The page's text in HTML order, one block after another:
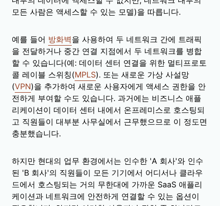
모든 사람은 액세스할 수 있는 모델)을 따릅니다.
예를 들어 방화벽을 사용하여 두 네트워크 간에 트래픽
을 전달하거나 중간 연결 지점에서 두 네트워크를 병합
할 수 있습니다(예: 데이터 센터 연결을 위한 멀티프로토
콜 레이블 스위칭(MPLS). 또는 새로운 가상 사설망
(VPN)을 추가하여 새로운 사용자에게 액세스 권한을 안
전하게 부여할 수도 있습니다. 과거에는 비즈니스 애플
리케이션이 데이터 센터 내에서 온프레미스로 호스팅되
고 직원들이 대부분 사무실에서 근무했으므로 이 정도면
충분했습니다.
하지만 현대의 업무 환경에서는 인수한 'A 회사'와 인수
된 'B 회사'의 직원들이 모든 기기에서 어디서나 클라우
드에서 호스팅되는 거의 무한대에 가까운 SaaS 애플리
케이션과 네트워크에 안전하게 연결할 수 있는 옵션이